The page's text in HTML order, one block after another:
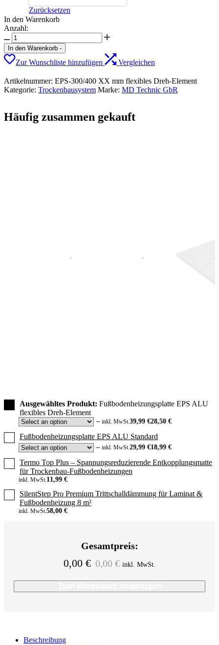
Zurücksetzen
In den Warenkorb
Anzahl:
In den Warenkorb -
Zur Wunschliste hinzufügen Vergleichen
Artikelnummer: EPS-300/400 XX mm flexibles Dreh-Element
Kategorie: Trockenbausystem Marke: MD Technic GbR
Häufig zusammen gekauft
Ausgewähltes Produkt: Fußbodenheizungsplatte EPS ALU
flexibles Dreh-Element
28,50 €
– 39,99 €
inkl. MwSt.
Fußbodenheizungsplatte EPS ALU Standard
18,99 €
– 29,99 €
inkl. MwSt.
Termo Top Plus – Spannungsreduzierende Entkopplungsmatte
für Trockenbau-Fußbodenheizungen
11,99 €
inkl. MwSt.
SilentStep Pro Premium Trittschalldämmung für Laminat &
Fußbodenheizung 8 m²
58,00 €
inkl. MwSt.
Gesamtpreis:
0,00 € 0,00 € inkl. MwSt.
Beschreibung